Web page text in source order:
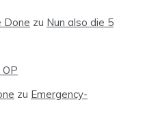
Done zu Nun also die 5
OP
zu Emergency-